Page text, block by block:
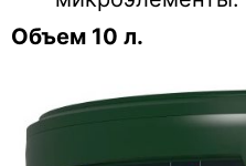
Объем 10 л.